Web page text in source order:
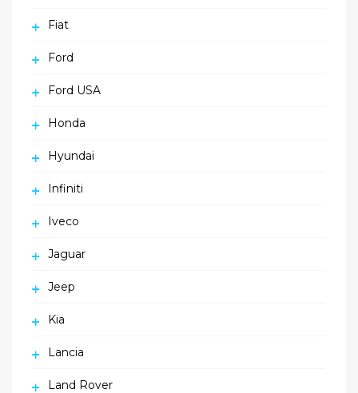
Fiat
Ford
Ford USA
Honda
Hyundai
Infiniti
Iveco
Jaguar
Jeep
Kia
Lancia
Land Rover